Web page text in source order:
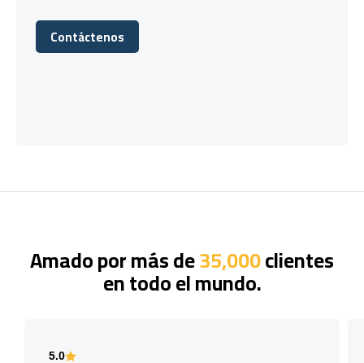
Contáctenos
Contáctenos
Amado por más de35,000clientes
en todo el mundo.
5.0